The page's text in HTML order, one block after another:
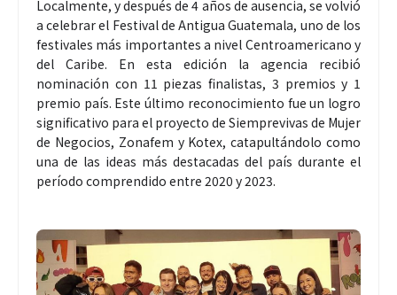
Localmente, y después de 4 años de ausencia, se volvió
a celebrar el Festival de Antigua Guatemala, uno de los
festivales más importantes a nivel Centroamericano y
del Caribe. En esta edición la agencia recibió
nominación con 11 piezas finalistas, 3 premios y 1
premio país. Este último reconocimiento fue un logro
significativo para el proyecto de Siemprevivas de Mujer
de Negocios, Zonafem y Kotex, catapultándolo como
una de las ideas más destacadas del país durante el
período comprendido entre 2020 y 2023.